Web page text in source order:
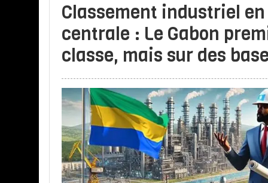
Classement industriel
centrale : Le Gabon
classe, mais sur des